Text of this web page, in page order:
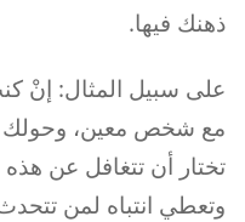
ذهنك فيها.
على سبيل المثال: إنْ
مع شخص معين، وحولك
تختار أن تتغافل عن
وتعطي انتباه لمن